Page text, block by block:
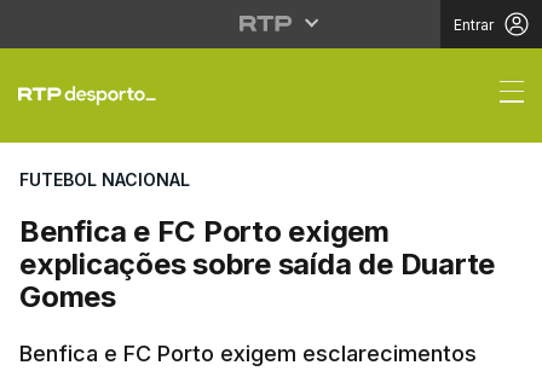
Entrar
Benfica e FC Porto
FUTEBOL NACIONAL
Benfica e FC Porto exigem
explicações sobre saída de Duarte
Gomes
Benfica e FC Porto exigem esclarecimentos